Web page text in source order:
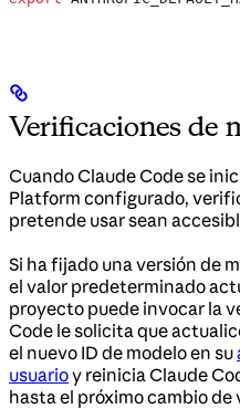
Verificaciones de
Cuando Claude Code se
Platform configurado,
pretende usar sean
Si ha fijado una versión de
el valor predeterminado
proyecto puede invocar la
Code le solicita que
el nuevo ID de modelo en su
usuarioy reinicia Claude
hasta el próximo cambio